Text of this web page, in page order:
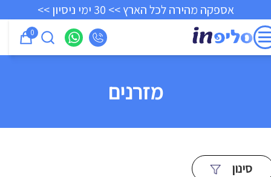
אספקה מהירה לכל הארץ >> 30 ימי ניסיון >>
0
מזרנים
סינון